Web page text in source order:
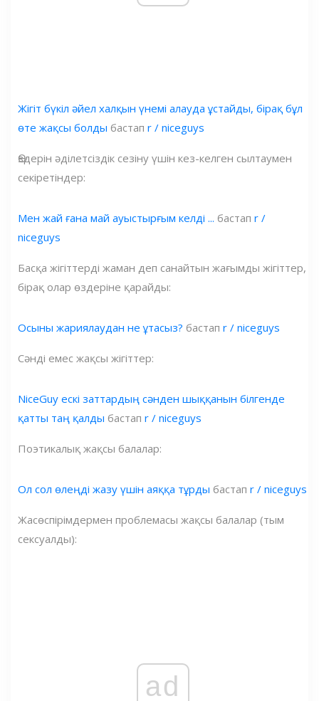
Жігіт бүкіл әйел халқын үнемі алауда ұстайды, бірақ бұл
өте жақсы болды бастап r / niceguys
Өздерін әділетсіздік сезіну үшін кез-келген сылтаумен
секіретіндер:
Мен жай ғана май ауыстырғым келді ... бастап r /
niceguys
Басқа жігіттерді жаман деп санайтын жағымды жігіттер,
бірақ олар өздеріне қарайды:
Осыны жариялаудан не ұтасыз? бастап r / niceguys
Сәнді емес жақсы жігіттер:
NiceGuy ескі заттардың сәнден шыққанын білгенде
қатты таң қалды бастап r / niceguys
Поэтикалық жақсы балалар:
Ол сол өлеңді жазу үшін аяққа тұрды бастап r / niceguys
Жасөспірімдермен проблемасы жақсы балалар (тым
сексуалды):
ad